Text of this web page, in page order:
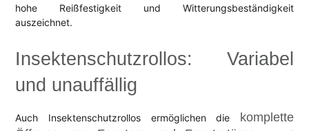
hohe Reißfestigkeit und Witterungsbeständigkeit
auszeichnet.
Insektenschutzrollos: Variabel
und unauffällig
Auch Insektenschutzrollos ermöglichen die komplette